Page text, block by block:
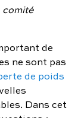
comité
de
ne sont pas
de poids
Dans cet